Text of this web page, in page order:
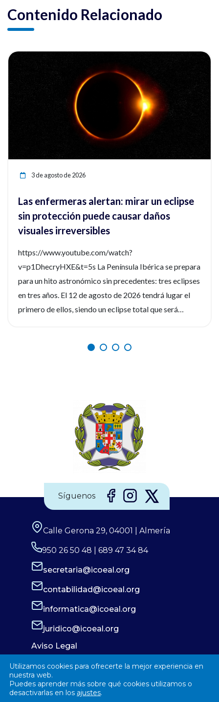
Contenido Relacionado
3 de agosto de 2026
Las enfermeras alertan: mirar un eclipse
sin protección puede causar daños
visuales irreversibles
https://www.youtube.com/watch?
v=p1DhecryHXE&t=5s La Península Ibérica se prepara
para un hito astronómico sin precedentes: tres eclipses
en tres años. El 12 de agosto de 2026 tendrá lugar el
primero de ellos, siendo un eclipse total que será
estos eventos será fascinante, pero la seguridad visual
(CGE), junto a la Sociedad Española de Enfermería
Oftalmológica (SEEOF) y el Hospital Ramón y Cajal de
Madrid, han puesto en marcha diferentes materiales
Ver noticia
Síguenos
Calle Gerona 29, 04001 | Almería
950 26 50 48 | 689 47 34 84
secretaria@icoeal.org
contabilidad@icoeal.org
informatica@icoeal.org
juridico@icoeal.org
Aviso Legal
Política de Cookies
Utilizamos cookies para ofrecerte la mejor experiencia en
nuestra web.
Puedes aprender más sobre qué cookies utilizamos o
desactivarlas en los ajustes.